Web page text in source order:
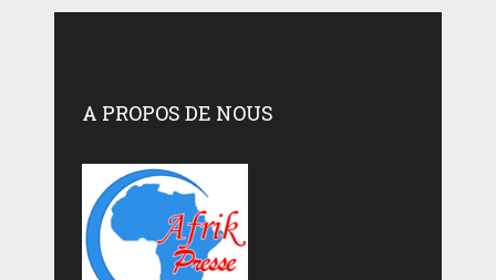
A PROPOS DE NOUS